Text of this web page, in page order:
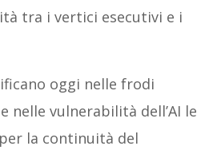
tra i vertici esecutivi e i
oggi nelle frodi
nelle vulnerabilità dell’AI le
la continuità del